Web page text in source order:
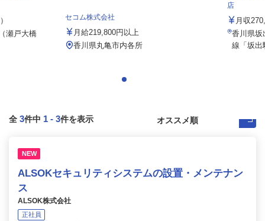
瀬戸大橋
セコム株式会社
月給219,800円以上
香川県丸亀市内各所
店
月収
香川県坂
線「坂出
全 3件中 1 - 3件を表示
NEW
ALSOKセキュリティシステムの設置・メンテナン
ス
ALSOK株式会社
正社員